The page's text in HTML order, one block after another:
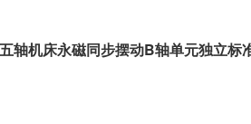
轴机床永磁同步摆动B轴单元独立标